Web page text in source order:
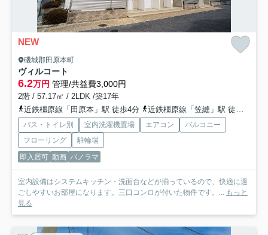
NEW
磯城郡田原本町
ヴィルコート
6.2万円 管理/共益費3,000円
2階 / 57.17㎡ / 2LDK /築17年
近鉄橿原線「田原本」駅 徒歩4分
近鉄橿原線「笠縫」駅 徒歩19分
バス・トイレ別 室内洗濯機置場 エアコン
バルコニー
フローリング
駐輪場
即入居可 動画 パノラマ
室内設備はシステムキッチン・洗面台などが揃っているので、快適に過
ごしやすいお部屋になります。三口コンロが付いた物件です。... もっと
見る